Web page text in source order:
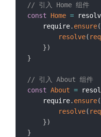
// 引入 Home 组件
const
Home =
    require
. ensure(
resolve(
})
}
// 引入 About 组件
const About =
    require
. ensure(
resolve(
})
}